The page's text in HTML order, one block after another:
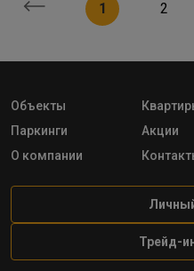
1 2
Объекты
Паркинги
Акции
О компании
Трейд-